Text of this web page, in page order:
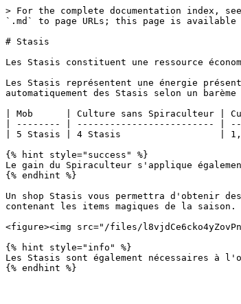
> For the complete documentation index,
`.md` to page URLs; this page is available
# Stasis
Les Stasis constituent une ressource
Les Stasis représentent une énergie
automatiquement des Stasis selon un
| Mob      | Culture sans Spiraculteur |
| -------- | ------------------------- |
| 5 Stasis | 4 Stasis                  |
{% hint style="success" %}
Le gain du Spiraculteur s'applique
{% endhint %}
Un shop Stasis vous permettra d'obtenir
contenant les items magiques de la saison.
<figure><img src="/files/
{% hint style="info" %}
Les Stasis sont également nécessaires à